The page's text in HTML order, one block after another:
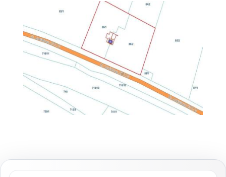
od ścieżki rowerowej R10, która łączy cały pas
nadmorski. Dzięki bliskości głównych dróg i
dobrej komunikacji, odległość do takich
miejscowości jak Gdańsk (45 km), Elbląg (37
km), Malbork (32 km), czy Krynica Morska (19
km) jest dogodna, co ułatwia codzienne
dojazdy oraz wycieczki turystyczne. Do